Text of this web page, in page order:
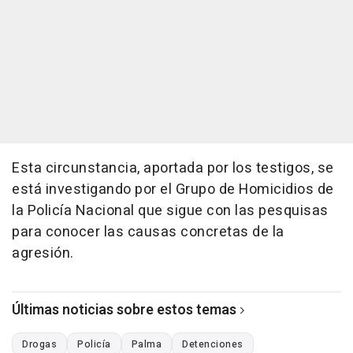
Esta circunstancia, aportada por los testigos, se
está investigando por el Grupo de Homicidios de
la Policía Nacional que sigue con las pesquisas
para conocer las causas concretas de la
agresión.
Últimas noticias sobre estos temas
Drogas Policía Palma Detenciones